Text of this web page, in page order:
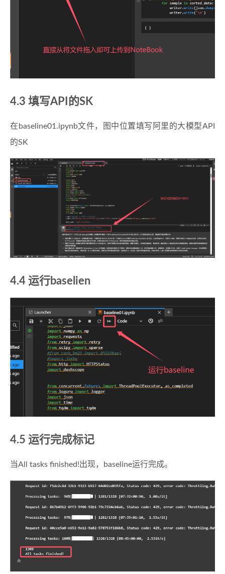
4.3 填写API的SK
在baseline01.ipynb文件，图中位置填写阿里的大模型API
的SK
4.4 运行baselien
4.5 运行完成标记
当All tasks finished!出现，baseline运行完成。